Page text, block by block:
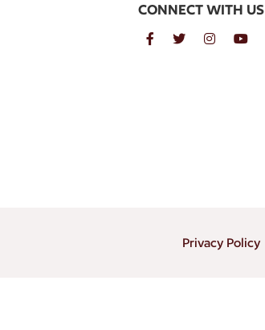
CONNECT WITH US
Privacy Policy